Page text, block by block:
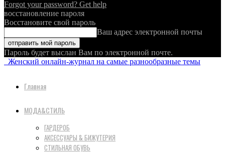
Forgot your password? Get help
восстановление пароля
Восстановите свой пароль
Ваш адрес электронной почты
Пароль будет выслан Вам по электронной почте.
Женский онлайн-журнал на самые разнообразные темы
Главная
МОДА&СТИЛЬ
ГАРДЕРОБ
АКСЕССУАРЫ & БИЖУТЕРИЯ
СТИЛЬНАЯ ОБУВЬ